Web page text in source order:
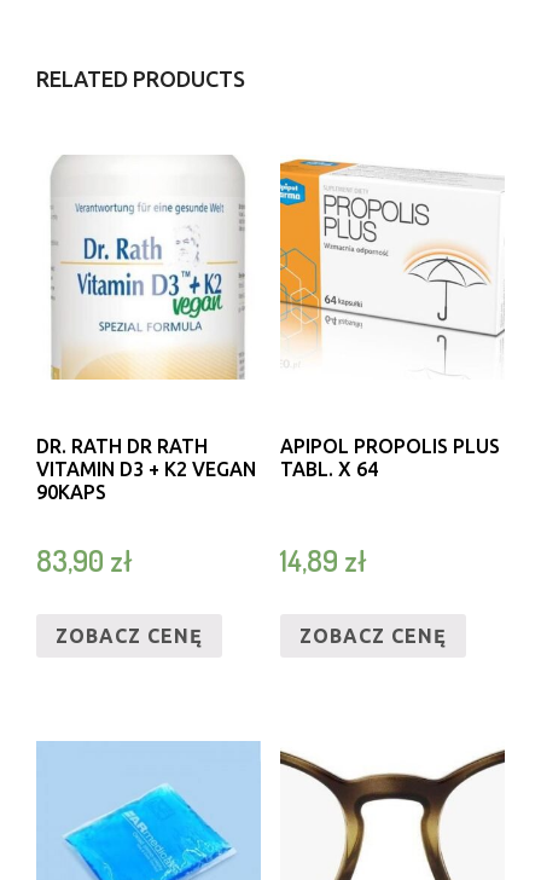
RELATED PRODUCTS
DR. RATH DR RATH
VITAMIN D3 + K2 VEGAN
90KAPS
83,90 zł
ZOBACZ CENĘ
APIPOL PROPOLIS PLUS
TABL. X 64
14,89 zł
ZOBACZ CENĘ